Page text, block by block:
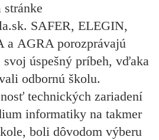
SAFER, ELEGIN,
AGRA porozprávajú
úspešný príbeh, vďaka
odbornú školu.
technických zariadení
informatiky na takmer
boli dôvodom výberu